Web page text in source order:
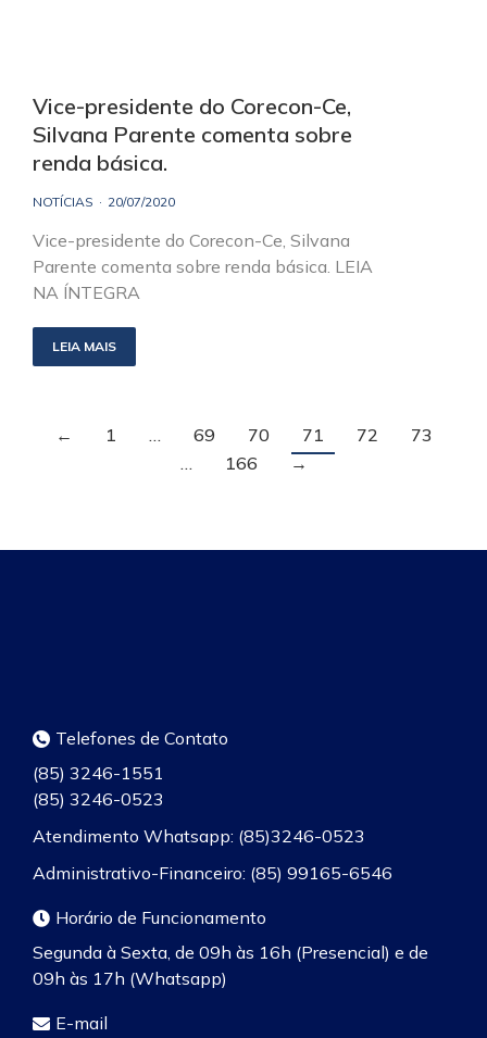
Vice-presidente do Corecon-Ce,
Silvana Parente comenta sobre
renda básica.
NOTÍCIAS 20/07/2020
Vice-presidente do Corecon-Ce, Silvana
Parente comenta sobre renda básica. LEIA
NA ÍNTEGRA
LEIA MAIS
← 1 … 69 70 71 72
73
…
166 →
Telefones de Contato
(85) 3246-1551
(85) 3246-0523
Atendimento Whatsapp: (85)3246-0523
Administrativo-Financeiro: (85) 99165-6546
Horário de Funcionamento
Segunda à Sexta, de 09h às 16h (Presencial) e de
09h às 17h (Whatsapp)
E-mail